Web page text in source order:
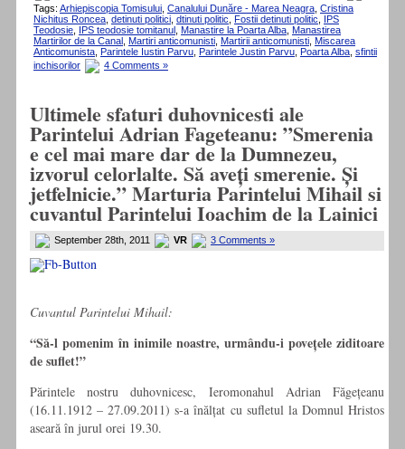
Tags: Arhiepiscopia Tomisului Canalului Dunăre - Marea Neagra Cristina
Nichitus Roncea detinuti politici dtinuti politic Fostii detinuti politic
IPS
Teodosie
IPS teodosie tomitanul Manastire la Poarta Alba Manastirea
Martirilor de la Canal
Martiri anticomunisti Martirii anticomunisti Miscarea
Anticomunista
Parintele Iustin Parvu Parintele Justin Parvu Poarta Alba sfintii
inchisorilor
4 Comments »
Ultimele sfaturi duhovnicesti ale
Parintelui Adrian Fageteanu: ”Smerenia
e cel mai mare dar de la Dumnezeu,
izvorul celorlalte. Să aveți smerenie. Și
jetfelnicie.” Marturia Parintelui Mihail si
cuvantul Parintelui Ioachim de la Lainici
September 28th, 2011 VR 3 Comments »
Cuvantul Parintelui Mihail:
“Să-l pomenim în inimile noastre, urmându-i povețele ziditoare
de suflet!”
Părintele nostru duhovnicesc, Ieromonahul Adrian Făgețeanu
(16.11.1912 – 27.09.2011) s-a înălțat cu sufletul la Domnul Hristos
aseară în jurul orei 19.30.